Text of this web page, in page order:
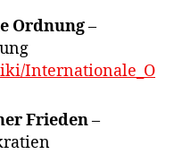
Ordnung–
Internationale_O
Frieden–